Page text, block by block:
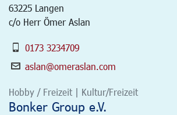
63225 Langen
c/o Herr Ömer Aslan
0173 3234709
aslan@omeraslan.com
Hobby / Freizeit | Kultur/Freizeit
Bonker Group e.V.